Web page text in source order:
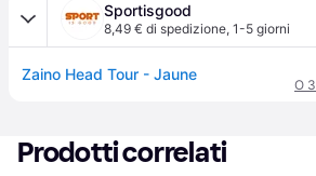
Sportisgood
8,49 € di spedizione, 1-5 giorni
Zaino Head Tour - Jaune
O
Prodotti correlati